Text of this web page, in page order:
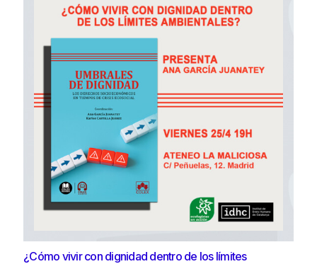
¿Cómo vivir con dignidad dentro de los límites